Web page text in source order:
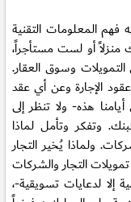
المعلومات التقنية
منزلاً أو لست مستأجراً،
وسوق العقار.
الإجارة وعن أي عقد
هذه- ولا تنظر إلى
وتفكر وتأمل لماذا
ولماذا يُخير التجار
التجار والشركات
إلا لدعايات تسويقية-،